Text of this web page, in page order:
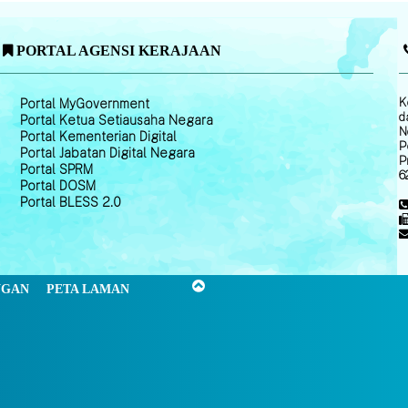
PORTAL AGENSI KERAJAAN
Portal MyGovernment
Portal Ketua Setiausaha Negara
Portal Kementerian Digital
Portal Jabatan Digital Negara
Portal SPRM
Portal DOSM
Portal BLESS 2.0
PETA LAMAN